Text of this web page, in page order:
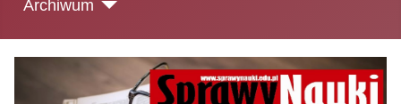
Archiwum